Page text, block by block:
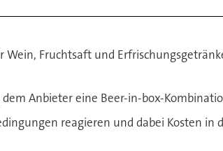
Fruchtsaft und
Anbieter eine Beer-in-box-
reagieren und dabei Kosten in